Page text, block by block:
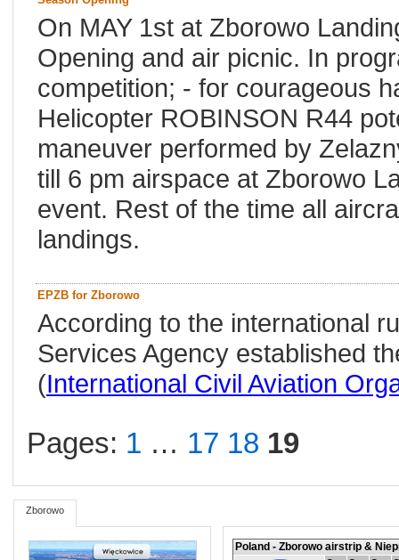
On MAY 1st at Zborowo
Opening and air picnic. In
competition; - for courageous
Helicopter ROBINSON R44
maneuver performed by
till 6 pm airspace at Zborowo
event. Rest of the time all
landings.
EPZB for Zborowo
According to the international
Services Agency established
(International Civil Aviation
Pages: 1 … 17 18 19
Poland - Zborowo airstrip &
Zborowo